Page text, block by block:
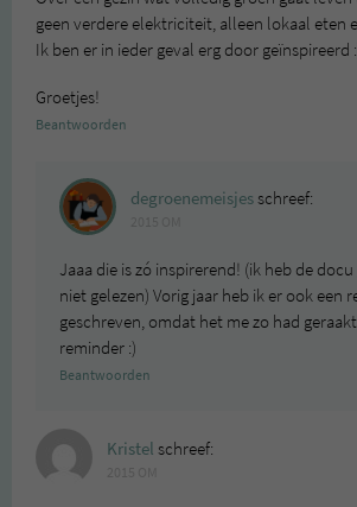
geen verdere elektriciteit, alleen lokaal eten
Ik ben er in ieder geval erg door geïnspireerd
Groetjes!
Beantwoorden
degroenemeisjesschreef:
Jaaa die is zó inspirerend! (ik heb de
niet gelezen) Vorig jaar heb ik er ook een
geschreven, omdat het me zo had
reminder :)
Beantwoorden
Kristel schreef: